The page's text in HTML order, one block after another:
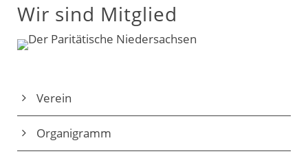
Wir sind Mitglied
Verein
Organigramm